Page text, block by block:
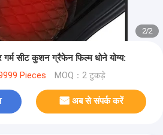
2/2
सीट कुशन ग्रैफेन फिल्म धोने योग्य:
Pieces MOQ：2 टुकड़े
अब से संपर्क करें